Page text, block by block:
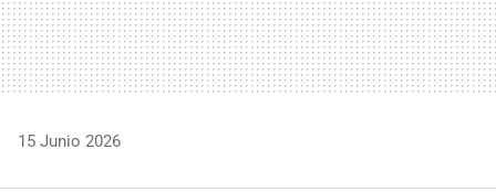
15 Junio 2026